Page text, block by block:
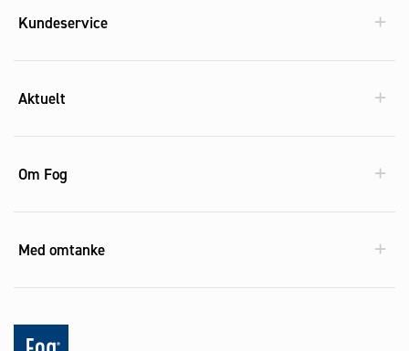
Kundeservice
Aktuelt
Om Fog
Med omtanke